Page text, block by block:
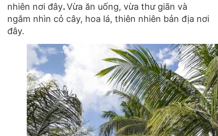
nhiên nơi đây.Vừa ăn uống, vừa thư giãn và
ngắm nhìn cỏ cây, hoa lá, thiên nhiên bản địa nơi
đây.